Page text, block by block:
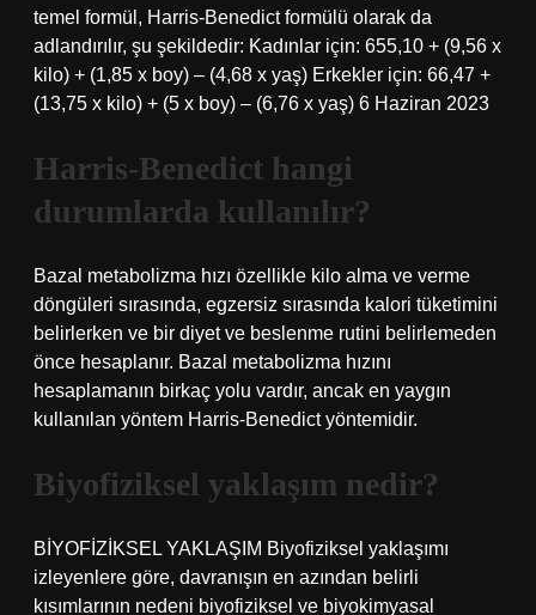
temel formül, Harris-Benedict formülü olarak da
adlandırılır, şu şekildedir: Kadınlar için: 655,10 + (9,56 x
kilo) + (1,85 x boy) – (4,68 x yaş) Erkekler için: 66,47 +
(13,75 x kilo) + (5 x boy) – (6,76 x yaş) 6 Haziran 2023
Harris-Benedict hangi
durumlarda kullanılır?
Bazal metabolizma hızı özellikle kilo alma ve verme
döngüleri sırasında, egzersiz sırasında kalori tüketimini
belirlerken ve bir diyet ve beslenme rutini belirlemeden
önce hesaplanır. Bazal metabolizma hızını
hesaplamanın birkaç yolu vardır, ancak en yaygın
kullanılan yöntem Harris-Benedict yöntemidir.
Biyofiziksel yaklaşım nedir?
BİYOFİZİKSEL YAKLAŞIM Biyofiziksel yaklaşımı
izleyenlere göre, davranışın en azından belirli
kısımlarının nedeni biyofiziksel ve biyokimyasal